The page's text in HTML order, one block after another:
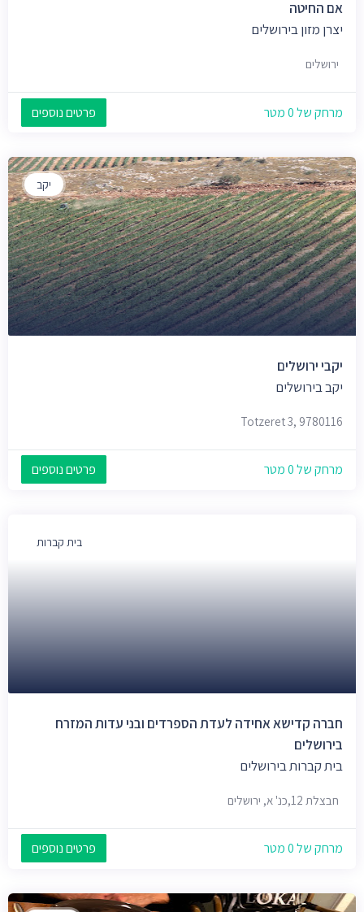
אם החיטה
יצרן מזון בירושלים
ירושלים
מרחק של 0 מטר פרטים נוספים
יקב
יקבי ירושלים
יקב בירושלים
Totzeret 3, 9780116
מרחק של 0 מטר פרטים נוספים
בית קברות
חברה קדישא אחידה לעדת הספרדים ובני עדות המזרח
בירושלים
בית קברות בירושלים
חבצלת 12,כנ' א, ירושלים
מרחק של 0 מטר פרטים נוספים